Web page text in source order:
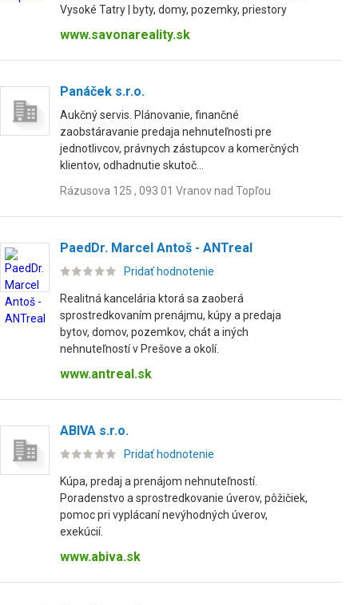
Vysoké Tatry | byty, domy, pozemky, priestory
www.savonareality.sk
Panáček s.r.o.
Aukčný servis. Plánovanie, finančné
zaobstáravanie predaja nehnuteľnosti pre
jednotlivcov, právnych zástupcov a komerčných
klientov, odhadnutie skutoč...
Rázusova 125 , 093 01 Vranov nad Topľou
PaedDr. Marcel Antoš - ANTreal
Pridať hodnotenie
Realitná kancelária ktorá sa zaoberá
sprostredkovaním prenájmu, kúpy a predaja
bytov, domov, pozemkov, chát a iných
nehnuteľností v Prešove a okolí.
www.antreal.sk
ABIVA s.r.o.
Pridať hodnotenie
Kúpa, predaj a prenájom nehnuteľností.
Poradenstvo a sprostredkovanie úverov, pôžičiek,
pomoc pri vyplácaní nevýhodných úverov,
exekúcií.
www.abiva.sk